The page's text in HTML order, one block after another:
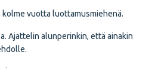
kolme vuotta luottamusmiehenä.
Ajattelin alunperinkin, että ainakin